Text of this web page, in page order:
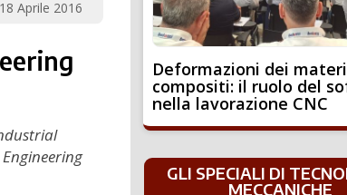
18 Aprile 2016
Deformazioni dei
compositi: il ruolo del
nella lavorazione CNC
GLI SPECIALI DI
MECCANICHE